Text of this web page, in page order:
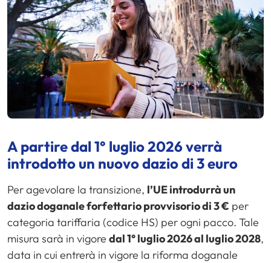
A partire dal 1° luglio 2026 verrà
introdotto un nuovo dazio di 3 euro
Per agevolare la transizione, l’UE introdurrà un
dazio doganale forfettario provvisorio di 3 € per
categoria tariffaria (codice HS) per ogni pacco. Tale
misura sarà in vigore dal 1° luglio 2026 al luglio 2028,
data in cui entrerà in vigore la riforma doganale